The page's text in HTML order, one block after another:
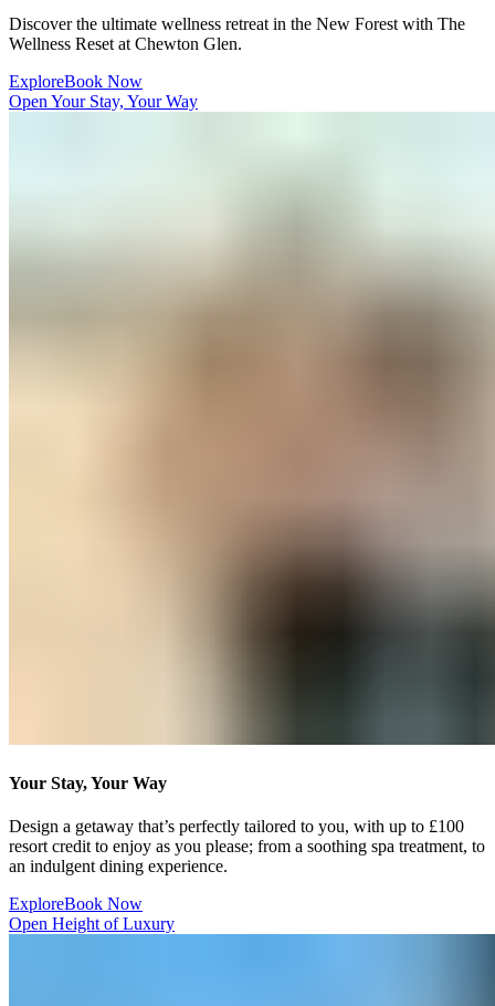
Discover the ultimate wellness retreat in the New Forest with The
Wellness Reset at Chewton Glen.​​​​‌ ‍ ​‍​‍‌‍ ‌ ​‍‌‍‍‌‌‍‌ ‌‍‍‌‌‍ ‍​‍​‍​ ‍‍​‍​‍‌ ​ ‌‍​‌‌‍ ‍‌‍‍‌‌ ‌​‌ ‍‌​‍ ‍‌‍‍‌‌‍ ​‍​‍​‍ ​​‍​‍‌‍‍​‌ ​‍‌‍‌‌‌‍‌‍​‍​‍​ ‍‍​‍​‍‌‍‍​‌ ‌​‌ ‌​‌ ​​‌ ​ ​ ‍‍​‍ ​‍ ‌‍ ​​‍ ‌‌‍​‌‌‍ ‍‌‍‌​​‍ ‌‌ ​‍​‍ ‌‌‍‍​‌‍ ‌ ‌​‌‍‌‌‌‍ ​‌ ​ ​‍ ‌‌ ​ ‌ ‌​‌ ‌‌‌‍‌​‌‍‍‌‌‍ ​‍ ‍‌ ‌‍‌‍‌‌‌ ​‍‌‍​ ‌‍‌‌‌‍ ​​‍ ‍‌‍​‌‌ ​​‌ ​​​‍ ‌‍‍‌‌‍ ‍‌ ‌​‌‍‌‌‌‍ ‍‌ ‌​​‍ ‌‍‌‌‌‍‌​‌‍‍‌‌ ‌​​‍ ‌‍ ‌‌‍ ‌‍‌​‌‍‌‌​ ‌‌ ​​‌ ​‍‌‍‌‌‌ ​ ‌‍‌‌‌‍ ‍‌ ‌​‌‍​‌‌ ‌​‌‍‍‌‌‍ ‌‍ ‍​ ‍ ‌‍‍‌‌‍‌​​ ‌​ ‍‌​ ​‌​ ‌‍​ ‌‍​ ‍‌‌‍‌​‌‍​‌​ ​​​‍ ‌​ ‌‍‌‍​ ‌‍​ ‌‍​ ​‍ ‌​ ‌​​ ‍‌​ ‌​​ ‌‍​‍ ‌‌‍​‌​ ​‍​ ‌ ​ ‌​​‍ ‌‌‍​‌‌‍​ ‌‍​‍​ ‍‌‌‍​‍​ ​ ‌‍‌‌‌‍​ ​ ​ ‌‍‌​​ ‌ ‌‍​ ​ ‍ ‌ ‌​‌ ‍‌‌ ​​‌‍‌‌​ ‌‌‍‍​‌‍ ‌ ‌​‌‍‌‌‌‍ ​‌‌​ ‌‍‍‌‌ ‌​‌‍‌‌‌‌​​‌‍​‌‌‍‌ ‌‍‌‌​ ‍ ‌ ​​‌‍​‌‌ ‌​‌‍‍​​ ‌‌ ​​‌‍​‌‌‍‌ ‌‍‌‌‌​​‍‌ ‌‌‌‍‍‌‌‍ ​‌‍‌​‌‍‌‌‌ ​‍​‍‌‌​ ‌‌‌​​‍‌‌ ‌‍‍ ‌‍‌‌‌ ‍‌​‍‌‌​ ​ ‌​‌​​‍‌‌​ ​ ‌​‌​​‍‌‌​ ​‍​ ​‍​ ‍​​ ​ ​ ‍​​ ‌ ​ ‍​​ ​‌​ ‌‍‌‍​ ‌‍‌‌​ ‌​​ ​‍‌‍​‌​‍‌‌​ ​‍​ ​‍​‍‌‌​ ‌‌‌​‌​​‍ ‍‌‍​ ‌‍ ‌‍ ‍‌ ‌​‌‍‌‌‌‍ ‍‌ ‌​​‍‌‌​ ‌‌‌​​‍‌‌ ‌‍‍ ‌‍‌‌‌ ‍‌​‍‌‌​ ​ ‌​‌​​‍‌‌​ ​ ‌​‌​​‍‌‌​ ​‍​ ​‍​ ‌ ‌‍‌‍​ ‌ ​ ​ ​ ‌​​ ‌​​ ‌‍​ ‍​​ ‍​​ ‍​​ ​‌​ ‌‌​‍‌‌​ ​‍​ ​‍​‍‌‌​ ‌‌‌​‌​​‍ ‍‌‍‌‌‌ ‍​‌‍​ ‌‍‌‌‌ ​‍‌ ​​‌ ‌​​ ‌‍​‍‌‍​‌‌ ​ ‌‍‌‌‌‌‌‌‌ ​‍‌‍ ​​ ‌‌‍‍​‌ ‌​‌ ‌​‌ ​​‌ ​ ​‍‌‌​ ​ ‌​​‌​‍‌‌​ ​‍‌​‌‍​‍‌‌​ ​‍‌​‌‍‌‍ ​​‍ ‌‌‍​‌‌‍ ‍‌‍‌​​‍ ‌‌ ​‍​‍ ‌‌‍‍​‌‍ ‌ ‌​‌‍‌‌‌‍ ​‌ ​ ​‍ ‌‌ ​ ‌ ‌​‌ ‌‌‌‍‌​‌‍‍‌‌‍ ​‍ ‍‌ ‌‍‌‍‌‌‌ ​‍‌‍​ ‌‍‌‌‌‍ ​​‍ ‍‌‍​‌‌ ​​‌ ​​​‍‌‍‌‍‍‌‌‍‌​​ ‌​ ‍‌​ ​‌​ ‌‍​ ‌‍​ ‍‌‌‍‌​‌‍​‌​ ​​​‍ ‌​ ‌‍‌‍​ ‌‍​ ‌‍​ ​‍ ‌​ ‌​​ ‍‌​ ‌​​ ‌‍​‍ ‌‌‍​‌​ ​‍​ ‌ ​ ‌​​‍ ‌‌‍​‌‌‍​ ‌‍​‍​ ‍‌‌‍​‍​ ​ ‌‍‌‌‌‍​ ​ ​ ‌‍‌​​ ‌ ‌‍​ ​‍‌‍‌ ‌​‌ ‍‌‌ ​​‌‍‌‌​ ‌‌‍‍​‌‍ ‌ ‌​‌‍‌‌‌‍ ​‌‌​ ‌‍‍‌‌ ‌​‌‍‌‌‌‌​​‌‍​‌‌‍‌ ‌‍‌‌​‍‌‍‌ ​​‌‍​‌‌ ‌​‌‍‍​​ ‌‌ ​​‌‍​‌‌‍‌ ‌‍‌‌‌​​‍‌ ‌‌‌‍‍‌‌‍ ​‌‍‌​‌‍‌‌‌ ​‍​‍‌‌​ ‌‌‌​​‍‌‌ ‌‍‍ ‌‍‌‌‌ ‍‌​‍‌‌​ ​ ‌​‌​​‍‌‌​ ​ ‌​‌​​‍‌‌​ ​‍​ ​‍​ ‍​​ ​ ​ ‍​​ ‌ ​ ‍​​ ​‌​ ‌‍‌‍​ ‌‍‌‌​ ‌​​ ​‍‌‍​‌​‍‌‌​ ​‍​ ​‍​‍‌‌​ ‌‌‌​‌​​‍ ‍‌‍​ ‌‍ ‌‍ ‍‌ ‌​‌‍‌‌‌‍ ‍‌ ‌​​‍‌‌​ ‌‌‌​​‍‌‌ ‌‍‍ ‌‍‌‌‌ ‍‌​‍‌‌​ ​ ‌​‌​​‍‌‌​ ​ ‌​‌​​‍‌‌​ ​‍​ ​‍​ ‌ ‌‍‌‍​ ‌ ​ ​ ​ ‌​​ ‌​​ ‌‍​ ‍​​ ‍​​ ‍​​ ​‌​ ‌‌​‍‌‌​ ​‍​ ​‍​‍‌‌​ ‌‌‌​‌​​‍ ‍‌‍‌‌‌ ‍​‌‍​ ‌‍‌‌‌ ​‍‌ ​​‌ ‌​​‍‌‍‌ ​​‌‍‌‌‌ ​‍‌ ​ ‌ ​​‌‍‌‌‌‍​ ‌ ‌​‌‍‍‌‌ ‌‍‌‍‌‌​ ‌‌ ​​‌ ‌‌‌‍​‍‌‍ ​‌‍‍‌‌ ​ ‌‍‍​‌‍‌‌‌‍‌​​‍​‍‌ ‌
Explore​​​​‌ ‍ ​‍​‍‌‍ ‌ ​‍‌‍‍‌‌‍‌ ‌‍‍‌‌‍ ‍​‍​‍​ ‍‍​‍​‍‌ ​ ‌‍​‌‌‍ ‍‌‍‍‌‌ ‌​‌ ‍‌​‍ ‍‌‍‍‌‌‍ ​‍​‍​‍ ​​‍​‍‌‍‍​‌ ​‍‌‍‌‌‌‍‌‍​‍​‍​ ‍‍​‍​‍‌‍‍​‌ ‌​‌ ‌​‌ ​​‌ ​ ​ ‍‍​‍ ​‍ ‌‍ ​​‍ ‌‌‍​‌‌‍ ‍‌‍‌​​‍ ‌‌ ​‍​‍ ‌‌‍‍​‌‍ ‌ ‌​‌‍‌‌‌‍ ​‌ ​ ​‍ ‌‌ ​ ‌ ‌​‌ ‌‌‌‍‌​‌‍‍‌‌‍ ​‍ ‍‌ ‌‍‌‍‌‌‌ ​‍‌‍​ ‌‍‌‌‌‍ ​​‍ ‍‌‍​‌‌ ​​‌ ​​​‍ ‌‍‍‌‌‍ ‍‌ ‌​‌‍‌‌‌‍ ‍‌ ‌​​‍ ‌‍‌‌‌‍‌​‌‍‍‌‌ ‌​​‍ ‌‍ ‌‌‍ ‌‍‌​‌‍‌‌​ ‌‌ ​​‌ ​‍‌‍‌‌‌ ​ ‌‍‌‌‌‍ ‍‌ ‌​‌‍​‌‌ ‌​‌‍‍‌‌‍ ‌‍ ‍​ ‍ ‌‍‍‌‌‍‌​​ ‌​ ‍‌​ ​‌​ ‌‍​ ‌‍​ ‍‌‌‍‌​‌‍​‌​ ​​​‍ ‌​ ‌‍‌‍​ ‌‍​ ‌‍​ ​‍ ‌​ ‌​​ ‍‌​ ‌​​ ‌‍​‍ ‌‌‍​‌​ ​‍​ ‌ ​ ‌​​‍ ‌‌‍​‌‌‍​ ‌‍​‍​ ‍‌‌‍​‍​ ​ ‌‍‌‌‌‍​ ​ ​ ‌‍‌​​ ‌ ‌‍​ ​ ‍ ‌ ‌​‌ ‍‌‌ ​​‌‍‌‌​ ‌‌‍‍​‌‍ ‌ ‌​‌‍‌‌‌‍ ​‌‌​ ‌‍‍‌‌ ‌​‌‍‌‌‌‌​​‌‍​‌‌‍‌ ‌‍‌‌​ ‍ ‌ ​​‌‍​‌‌ ‌​‌‍‍​​ ‌‌ ​​‌‍​‌‌‍‌ ‌‍‌‌‌​​‍‌ ‌‌‌‍‍‌‌‍ ​‌‍‌​‌‍‌‌‌ ​‍​‍‌‌​ ‌‌‌​​‍‌‌ ‌‍‍ ‌‍‌‌‌ ‍‌​‍‌‌​ ​ ‌​‌​​‍‌‌​ ​ ‌​‌​​‍‌‌​ ​‍​ ​‍​ ‍​​ ​ ​ ‍​​ ‌ ​ ‍​​ ​‌​ ‌‍‌‍​ ‌‍‌‌​ ‌​​ ​‍‌‍​‌​‍‌‌​ ​‍​ ​‍​‍‌‌​ ‌‌‌​‌​​‍ ‍‌‍​ ‌‍ ‌‍ ‍‌ ‌​‌‍‌‌‌‍ ‍‌ ‌​​‍‌‌​ ‌‌‌​​‍‌‌ ‌‍‍ ‌‍‌‌‌ ‍‌​‍‌‌​ ​ ‌​‌​​‍‌‌​ ​ ‌​‌​​‍‌‌​ ​‍​ ​‍​ ‌ ‌‍‌‍​ ‌ ​ ​ ​ ‌​​ ‌​​ ‌‍​ ‍​​ ‍​​ ‍​​ ​‌​ ‌‌​‍‌‌​ ​‍​ ​‍​‍‌‌​ ‌‌‌​‌​​‍ ‍‌ ​​‌ ​‍‌‍‍‌‌‍ ‌‌‍​‌‌ ​‍‌ ‍‌‌​​ ‌ ‌​‌‍​‌​‍ ‍‌‍ ​‌‍​‌‌‍​‍‌‍‌‌‌‍ ​​ ‌‍​‍‌‍​‌‌ ​ ‌‍‌‌‌‌‌‌‌ ​‍‌‍ ​​ ‌‌‍‍​‌ ‌​‌ ‌​‌ ​​‌ ​ ​‍‌‌​ ​ ‌​​‌​‍‌‌​ ​‍‌​‌‍​‍‌‌​ ​‍‌​‌‍‌‍ ​​‍ ‌‌‍​‌‌‍ ‍‌‍‌​​‍ ‌‌ ​‍​‍ ‌‌‍‍​‌‍ ‌ ‌​‌‍‌‌‌‍ ​‌ ​ ​‍ ‌‌ ​ ‌ ‌​‌ ‌‌‌‍‌​‌‍‍‌‌‍ ​‍ ‍‌ ‌‍‌‍‌‌‌ ​‍‌‍​ ‌‍‌‌‌‍ ​​‍ ‍‌‍​‌‌ ​​‌ ​​​‍‌‍‌‍‍‌‌‍‌​​ ‌​ ‍‌​ ​‌​ ‌‍​ ‌‍​ ‍‌‌‍‌​‌‍​‌​ ​​​‍ ‌​ ‌‍‌‍​ ‌‍​ ‌‍​ ​‍ ‌​ ‌​​ ‍‌​ ‌​​ ‌‍​‍ ‌‌‍​‌​ ​‍​ ‌ ​ ‌​​‍ ‌‌‍​‌‌‍​ ‌‍​‍​ ‍‌‌‍​‍​ ​ ‌‍‌‌‌‍​ ​ ​ ‌‍‌​​ ‌ ‌‍​ ​‍‌‍‌ ‌​‌ ‍‌‌ ​​‌‍‌‌​ ‌‌‍‍​‌‍ ‌ ‌​‌‍‌‌‌‍ ​‌‌​ ‌‍‍‌‌ ‌​‌‍‌‌‌‌​​‌‍​‌‌‍‌ ‌‍‌‌​‍‌‍‌ ​​‌‍​‌‌ ‌​‌‍‍​​ ‌‌ ​​‌‍​‌‌‍‌ ‌‍‌‌‌​​‍‌ ‌‌‌‍‍‌‌‍ ​‌‍‌​‌‍‌‌‌ ​‍​‍‌‌​ ‌‌‌​​‍‌‌ ‌‍‍ ‌‍‌‌‌ ‍‌​‍‌‌​ ​ ‌​‌​​‍‌‌​ ​ ‌​‌​​‍‌‌​ ​‍​ ​‍​ ‍​​ ​ ​ ‍​​ ‌ ​ ‍​​ ​‌​ ‌‍‌‍​ ‌‍‌‌​ ‌​​ ​‍‌‍​‌​‍‌‌​ ​‍​ ​‍​‍‌‌​ ‌‌‌​‌​​‍ ‍‌‍​ ‌‍ ‌‍ ‍‌ ‌​‌‍‌‌‌‍ ‍‌ ‌​​‍‌‌​ ‌‌‌​​‍‌‌ ‌‍‍ ‌‍‌‌‌ ‍‌​‍‌‌​ ​ ‌​‌​​‍‌‌​ ​ ‌​‌​​‍‌‌​ ​‍​ ​‍​ ‌ ‌‍‌‍​ ‌ ​ ​ ​ ‌​​ ‌​​ ‌‍​ ‍​​ ‍​​ ‍​​ ​‌​ ‌‌​‍‌‌​ ​‍​ ​‍​‍‌‌​ ‌‌‌​‌​​‍ ‍‌ ​​‌ ​‍‌‍‍‌‌‍ ‌‌‍​‌‌ ​‍‌ ‍‌‌​​ ‌ ‌​‌‍​‌​‍ ‍‌‍ ​‌‍​‌‌‍​‍‌‍‌‌‌‍ ​​‍‌‍‌ ​​‌‍‌‌‌ ​‍‌ ​ ‌ ​​‌‍‌‌‌‍​ ‌ ‌​‌‍‍‌‌ ‌‍‌‍‌‌​ ‌‌ ​​‌ ‌‌‌‍​‍‌‍ ​‌‍‍‌‌ ​ ‌‍‍​‌‍‌‌‌‍‌​​‍​‍‌ ‌Book Now​​​​‌ ‍ ​‍​‍‌‍ ‌ ​‍‌‍‍‌‌‍‌ ‌‍‍‌‌‍ ‍​‍​‍​ ‍‍​‍​‍‌ ​ ‌‍​‌‌‍ ‍‌‍‍‌‌ ‌​‌ ‍‌​‍ ‍‌‍‍‌‌‍ ​‍​‍​‍ ​​‍​‍‌‍‍​‌ ​‍‌‍‌‌‌‍‌‍​‍​‍​ ‍‍​‍​‍‌‍‍​‌ ‌​‌ ‌​‌ ​​‌ ​ ​ ‍‍​‍ ​‍ ‌‍ ​​‍ ‌‌‍​‌‌‍ ‍‌‍‌​​‍ ‌‌ ​‍​‍ ‌‌‍‍​‌‍ ‌ ‌​‌‍‌‌‌‍ ​‌ ​ ​‍ ‌‌ ​ ‌ ‌​‌ ‌‌‌‍‌​‌‍‍‌‌‍ ​‍ ‍‌ ‌‍‌‍‌‌‌ ​‍‌‍​ ‌‍‌‌‌‍ ​​‍ ‍‌‍​‌‌ ​​‌ ​​​‍ ‌‍‍‌‌‍ ‍‌ ‌​‌‍‌‌‌‍ ‍‌ ‌​​‍ ‌‍‌‌‌‍‌​‌‍‍‌‌ ‌​​‍ ‌‍ ‌‌‍ ‌‍‌​‌‍‌‌​ ‌‌ ​​‌ ​‍‌‍‌‌‌ ​ ‌‍‌‌‌‍ ‍‌ ‌​‌‍​‌‌ ‌​‌‍‍‌‌‍ ‌‍ ‍​ ‍ ‌‍‍‌‌‍‌​​ ‌​ ‍‌​ ​‌​ ‌‍​ ‌‍​ ‍‌‌‍‌​‌‍​‌​ ​​​‍ ‌​ ‌‍‌‍​ ‌‍​ ‌‍​ ​‍ ‌​ ‌​​ ‍‌​ ‌​​ ‌‍​‍ ‌‌‍​‌​ ​‍​ ‌ ​ ‌​​‍ ‌‌‍​‌‌‍​ ‌‍​‍​ ‍‌‌‍​‍​ ​ ‌‍‌‌‌‍​ ​ ​ ‌‍‌​​ ‌ ‌‍​ ​ ‍ ‌ ‌​‌ ‍‌‌ ​​‌‍‌‌​ ‌‌‍‍​‌‍ ‌ ‌​‌‍‌‌‌‍ ​‌‌​ ‌‍‍‌‌ ‌​‌‍‌‌‌‌​​‌‍​‌‌‍‌ ‌‍‌‌​ ‍ ‌ ​​‌‍​‌‌ ‌​‌‍‍​​ ‌‌ ​​‌‍​‌‌‍‌ ‌‍‌‌‌​​‍‌ ‌‌‌‍‍‌‌‍ ​‌‍‌​‌‍‌‌‌ ​‍​‍‌‌​ ‌‌‌​​‍‌‌ ‌‍‍ ‌‍‌‌‌ ‍‌​‍‌‌​ ​ ‌​‌​​‍‌‌​ ​ ‌​‌​​‍‌‌​ ​‍​ ​‍​ ‍​​ ​ ​ ‍​​ ‌ ​ ‍​​ ​‌​ ‌‍‌‍​ ‌‍‌‌​ ‌​​ ​‍‌‍​‌​‍‌‌​ ​‍​ ​‍​‍‌‌​ ‌‌‌​‌​​‍ ‍‌‍​ ‌‍ ‌‍ ‍‌ ‌​‌‍‌‌‌‍ ‍‌ ‌​​‍‌‌​ ‌‌‌​​‍‌‌ ‌‍‍ ‌‍‌‌‌ ‍‌​‍‌‌​ ​ ‌​‌​​‍‌‌​ ​ ‌​‌​​‍‌‌​ ​‍​ ​‍​ ‌ ‌‍‌‍​ ‌ ​ ​ ​ ‌​​ ‌​​ ‌‍​ ‍​​ ‍​​ ‍​​ ​‌​ ‌‌​‍‌‌​ ​‍​ ​‍​‍‌‌​ ‌‌‌​‌​​‍ ‍‌ ​ ‌‍‌‌‌‍​ ‌‍ ‌‍ ‍‌‍‌​‌‍​‌‌ ​‍‌ ‍‌‌​​ ‌ ‌​‌‍​‌​‍ ‍‌‍ ​‌‍​‌‌‍​‍‌‍‌‌‌‍ ​​ ‌‍​‍‌‍​‌‌ ​ ‌‍‌‌‌‌‌‌‌ ​‍‌‍ ​​ ‌‌‍‍​‌ ‌​‌ ‌​‌ ​​‌ ​ ​‍‌‌​ ​ ‌​​‌​‍‌‌​ ​‍‌​‌‍​‍‌‌​ ​‍‌​‌‍‌‍ ​​‍ ‌‌‍​‌‌‍ ‍‌‍‌​​‍ ‌‌ ​‍​‍ ‌‌‍‍​‌‍ ‌ ‌​‌‍‌‌‌‍ ​‌ ​ ​‍ ‌‌ ​ ‌ ‌​‌ ‌‌‌‍‌​‌‍‍‌‌‍ ​‍ ‍‌ ‌‍‌‍‌‌‌ ​‍‌‍​ ‌‍‌‌‌‍ ​​‍ ‍‌‍​‌‌ ​​‌ ​​​‍‌‍‌‍‍‌‌‍‌​​ ‌​ ‍‌​ ​‌​ ‌‍​ ‌‍​ ‍‌‌‍‌​‌‍​‌​ ​​​‍ ‌​ ‌‍‌‍​ ‌‍​ ‌‍​ ​‍ ‌​ ‌​​ ‍‌​ ‌​​ ‌‍​‍ ‌‌‍​‌​ ​‍​ ‌ ​ ‌​​‍ ‌‌‍​‌‌‍​ ‌‍​‍​ ‍‌‌‍​‍​ ​ ‌‍‌‌‌‍​ ​ ​ ‌‍‌​​ ‌ ‌‍​ ​‍‌‍‌ ‌​‌ ‍‌‌ ​​‌‍‌‌​ ‌‌‍‍​‌‍ ‌ ‌​‌‍‌‌‌‍ ​‌‌​ ‌‍‍‌‌ ‌​‌‍‌‌‌‌​​‌‍​‌‌‍‌ ‌‍‌‌​‍‌‍‌ ​​‌‍​‌‌ ‌​‌‍‍​​ ‌‌ ​​‌‍​‌‌‍‌ ‌‍‌‌‌​​‍‌ ‌‌‌‍‍‌‌‍ ​‌‍‌​‌‍‌‌‌ ​‍​‍‌‌​ ‌‌‌​​‍‌‌ ‌‍‍ ‌‍‌‌‌ ‍‌​‍‌‌​ ​ ‌​‌​​‍‌‌​ ​ ‌​‌​​‍‌‌​ ​‍​ ​‍​ ‍​​ ​ ​ ‍​​ ‌ ​ ‍​​ ​‌​ ‌‍‌‍​ ‌‍‌‌​ ‌​​ ​‍‌‍​‌​‍‌‌​ ​‍​ ​‍​‍‌‌​ ‌‌‌​‌​​‍ ‍‌‍​ ‌‍ ‌‍ ‍‌ ‌​‌‍‌‌‌‍ ‍‌ ‌​​‍‌‌​ ‌‌‌​​‍‌‌ ‌‍‍ ‌‍‌‌‌ ‍‌​‍‌‌​ ​ ‌​‌​​‍‌‌​ ​ ‌​‌​​‍‌‌​ ​‍​ ​‍​ ‌ ‌‍‌‍​ ‌ ​ ​ ​ ‌​​ ‌​​ ‌‍​ ‍​​ ‍​​ ‍​​ ​‌​ ‌‌​‍‌‌​ ​‍​ ​‍​‍‌‌​ ‌‌‌​‌​​‍ ‍‌ ​ ‌‍‌‌‌‍​ ‌‍ ‌‍ ‍‌‍‌​‌‍​‌‌ ​‍‌ ‍‌‌​​ ‌ ‌​‌‍​‌​‍ ‍‌‍ ​‌‍​‌‌‍​‍‌‍‌‌‌‍ ​​‍‌‍‌ ​​‌‍‌‌‌ ​‍‌ ​ ‌ ​​‌‍‌‌‌‍​ ‌ ‌​‌‍‍‌‌ ‌‍‌‍‌‌​ ‌‌ ​​‌ ‌‌‌‍​‍‌‍ ​‌‍‍‌‌ ​ ‌‍‍​‌‍‌‌‌‍‌​​‍​‍‌ ‌
Open Your Stay, Your Way​​​​‌ ‍ ​‍​‍‌‍ ‌ ​‍‌‍‍‌‌‍‌ ‌‍‍‌‌‍ ‍​‍​‍​ ‍‍​‍​‍‌ ​ ‌‍​‌‌‍ ‍‌‍‍‌‌ ‌​‌ ‍‌​‍ ‍‌‍‍‌‌‍ ​‍​‍​‍ ​​‍​‍‌‍‍​‌ ​‍‌‍‌‌‌‍‌‍​‍​‍​ ‍‍​‍​‍‌‍‍​‌ ‌​‌ ‌​‌ ​​‌ ​ ​ ‍‍​‍ ​‍ ‌‍ ​​‍ ‌‌‍​‌‌‍ ‍‌‍‌​​‍ ‌‌ ​‍​‍ ‌‌‍‍​‌‍ ‌ ‌​‌‍‌‌‌‍ ​‌ ​ ​‍ ‌‌ ​ ‌ ‌​‌ ‌‌‌‍‌​‌‍‍‌‌‍ ​‍ ‍‌ ‌‍‌‍‌‌‌ ​‍‌‍​ ‌‍‌‌‌‍ ​​‍ ‍‌‍​‌‌ ​​‌ ​​​‍ ‌‍‍‌‌‍ ‍‌ ‌​‌‍‌‌‌‍ ‍‌ ‌​​‍ ‌‍‌‌‌‍‌​‌‍‍‌‌ ‌​​‍ ‌‍ ‌‌‍ ‌‍‌​‌‍‌‌​ ‌‌ ​​‌ ​‍‌‍‌‌‌ ​ ‌‍‌‌‌‍ ‍‌ ‌​‌‍​‌‌ ‌​‌‍‍‌‌‍ ‌‍ ‍​ ‍ ‌‍‍‌‌‍‌​​ ‌​ ‍‌​ ​‌​ ‌‍​ ‌‍​ ‍‌‌‍‌​‌‍​‌​ ​​​‍ ‌​ ‌‍‌‍​ ‌‍​ ‌‍​ ​‍ ‌​ ‌​​ ‍‌​ ‌​​ ‌‍​‍ ‌‌‍​‌​ ​‍​ ‌ ​ ‌​​‍ ‌‌‍​‌‌‍​ ‌‍​‍​ ‍‌‌‍​‍​ ​ ‌‍‌‌‌‍​ ​ ​ ‌‍‌​​ ‌ ‌‍​ ​ ‍ ‌ ‌​‌ ‍‌‌ ​​‌‍‌‌​ ‌‌‍‍​‌‍ ‌ ‌​‌‍‌‌‌‍ ​‌‌​ ‌‍‍‌‌ ‌​‌‍‌‌‌‌​​‌‍​‌‌‍‌ ‌‍‌‌​ ‍ ‌ ​​‌‍​‌‌ ‌​‌‍‍​​ ‌‌ ​​‌‍​‌‌‍‌ ‌‍‌‌‌​​‍‌ ‌‌‌‍‍‌‌‍ ​‌‍‌​‌‍‌‌‌ ​‍​‍‌‌​ ‌‌‌​​‍‌‌ ‌‍‍ ‌‍‌‌‌ ‍‌​‍‌‌​ ​ ‌​‌​​‍‌‌​ ​ ‌​‌​​‍‌‌​ ​‍​ ​‍​ ‍​​ ​ ​ ‍​​ ‌ ​ ‍​​ ​‌​ ‌‍‌‍​ ‌‍‌‌​ ‌​​ ​‍‌‍​‌​‍‌‌​ ​‍​ ​‍​‍‌‌​ ‌‌‌​‌​​‍ ‍‌‍​ ‌‍ ‌‍ ‍‌ ‌​‌‍‌‌‌‍ ‍‌ ‌​​‍‌‌​ ‌‌‌​​‍‌‌ ‌‍‍ ‌‍‌‌‌ ‍‌​‍‌‌​ ​ ‌​‌​​‍‌‌​ ​ ‌​‌​​‍‌‌​ ​‍​ ​‍‌‍​‌​ ‌​​ ‌‍‌‍‌‍​ ​‍‌‍‌​​ ​ ‌‍‌​​ ​‍​ ​‌​ ​​‌‍‌‍​‍‌‌​ ​‍​ ​‍​‍‌‌​ ‌‌‌​‌​​‍ ‍‌ ‌​‌‍‍‌‌ ‌​‌‍ ​‌‍‌‌​ ‌‍​‍‌‍​‌‌ ​ ‌‍‌‌‌‌‌‌‌ ​‍‌‍ ​​ ‌‌‍‍​‌ ‌​‌ ‌​‌ ​​‌ ​ ​‍‌‌​ ​ ‌​​‌​‍‌‌​ ​‍‌​‌‍​‍‌‌​ ​‍‌​‌‍‌‍ ​​‍ ‌‌‍​‌‌‍ ‍‌‍‌​​‍ ‌‌ ​‍​‍ ‌‌‍‍​‌‍ ‌ ‌​‌‍‌‌‌‍ ​‌ ​ ​‍ ‌‌ ​ ‌ ‌​‌ ‌‌‌‍‌​‌‍‍‌‌‍ ​‍ ‍‌ ‌‍‌‍‌‌‌ ​‍‌‍​ ‌‍‌‌‌‍ ​​‍ ‍‌‍​‌‌ ​​‌ ​​​‍‌‍‌‍‍‌‌‍‌​​ ‌​ ‍‌​ ​‌​ ‌‍​ ‌‍​ ‍‌‌‍‌​‌‍​‌​ ​​​‍ ‌​ ‌‍‌‍​ ‌‍​ ‌‍​ ​‍ ‌​ ‌​​ ‍‌​ ‌​​ ‌‍​‍ ‌‌‍​‌​ ​‍​ ‌ ​ ‌​​‍ ‌‌‍​‌‌‍​ ‌‍​‍​ ‍‌‌‍​‍​ ​ ‌‍‌‌‌‍​ ​ ​ ‌‍‌​​ ‌ ‌‍​ ​‍‌‍‌ ‌​‌ ‍‌‌ ​​‌‍‌‌​ ‌‌‍‍​‌‍ ‌ ‌​‌‍‌‌‌‍ ​‌‌​ ‌‍‍‌‌ ‌​‌‍‌‌‌‌​​‌‍​‌‌‍‌ ‌‍‌‌​‍‌‍‌ ​​‌‍​‌‌ ‌​‌‍‍​​ ‌‌ ​​‌‍​‌‌‍‌ ‌‍‌‌‌​​‍‌ ‌‌‌‍‍‌‌‍ ​‌‍‌​‌‍‌‌‌ ​‍​‍‌‌​ ‌‌‌​​‍‌‌ ‌‍‍ ‌‍‌‌‌ ‍‌​‍‌‌​ ​ ‌​‌​​‍‌‌​ ​ ‌​‌​​‍‌‌​ ​‍​ ​‍​ ‍​​ ​ ​ ‍​​ ‌ ​ ‍​​ ​‌​ ‌‍‌‍​ ‌‍‌‌​ ‌​​ ​‍‌‍​‌​‍‌‌​ ​‍​ ​‍​‍‌‌​ ‌‌‌​‌​​‍ ‍‌‍​ ‌‍ ‌‍ ‍‌ ‌​‌‍‌‌‌‍ ‍‌ ‌​​‍‌‌​ ‌‌‌​​‍‌‌ ‌‍‍ ‌‍‌‌‌ ‍‌​‍‌‌​ ​ ‌​‌​​‍‌‌​ ​ ‌​‌​​‍‌‌​ ​‍​ ​‍‌‍​‌​ ‌​​ ‌‍‌‍‌‍​ ​‍‌‍‌​​ ​ ‌‍‌​​ ​‍​ ​‌​ ​​‌‍‌‍​‍‌‌​ ​‍​ ​‍​‍‌‌​ ‌‌‌​‌​​‍ ‍‌ ‌​‌‍‍‌‌ ‌​‌‍ ​‌‍‌‌​‍‌‍‌ ​​‌‍‌‌‌ ​‍‌ ​ ‌ ​​‌‍‌‌‌‍​ ‌ ‌​‌‍‍‌‌ ‌‍‌‍‌‌​ ‌‌ ​​‌ ‌‌‌‍​‍‌‍ ​‌‍‍‌‌ ​ ‌‍‍​‌‍‌‌‌‍‌​​‍​‍‌ ‌
Your Stay, Your Way​​​​‌ ‍ ​‍​‍‌‍ ‌ ​‍‌‍‍‌‌‍‌ ‌‍‍‌‌‍ ‍​‍​‍​ ‍‍​‍​‍‌ ​ ‌‍​‌‌‍ ‍‌‍‍‌‌ ‌​‌ ‍‌​‍ ‍‌‍‍‌‌‍ ​‍​‍​‍ ​​‍​‍‌‍‍​‌ ​‍‌‍‌‌‌‍‌‍​‍​‍​ ‍‍​‍​‍‌‍‍​‌ ‌​‌ ‌​‌ ​​‌ ​ ​ ‍‍​‍ ​‍ ‌‍ ​​‍ ‌‌‍​‌‌‍ ‍‌‍‌​​‍ ‌‌ ​‍​‍ ‌‌‍‍​‌‍ ‌ ‌​‌‍‌‌‌‍ ​‌ ​ ​‍ ‌‌ ​ ‌ ‌​‌ ‌‌‌‍‌​‌‍‍‌‌‍ ​‍ ‍‌ ‌‍‌‍‌‌‌ ​‍‌‍​ ‌‍‌‌‌‍ ​​‍ ‍‌‍​‌‌ ​​‌ ​​​‍ ‌‍‍‌‌‍ ‍‌ ‌​‌‍‌‌‌‍ ‍‌ ‌​​‍ ‌‍‌‌‌‍‌​‌‍‍‌‌ ‌​​‍ ‌‍ ‌‌‍ ‌‍‌​‌‍‌‌​ ‌‌ ​​‌ ​‍‌‍‌‌‌ ​ ‌‍‌‌‌‍ ‍‌ ‌​‌‍​‌‌ ‌​‌‍‍‌‌‍ ‌‍ ‍​ ‍ ‌‍‍‌‌‍‌​​ ‌​ ‍‌​ ​‌​ ‌‍​ ‌‍​ ‍‌‌‍‌​‌‍​‌​ ​​​‍ ‌​ ‌‍‌‍​ ‌‍​ ‌‍​ ​‍ ‌​ ‌​​ ‍‌​ ‌​​ ‌‍​‍ ‌‌‍​‌​ ​‍​ ‌ ​ ‌​​‍ ‌‌‍​‌‌‍​ ‌‍​‍​ ‍‌‌‍​‍​ ​ ‌‍‌‌‌‍​ ​ ​ ‌‍‌​​ ‌ ‌‍​ ​ ‍ ‌ ‌​‌ ‍‌‌ ​​‌‍‌‌​ ‌‌‍‍​‌‍ ‌ ‌​‌‍‌‌‌‍ ​‌‌​ ‌‍‍‌‌ ‌​‌‍‌‌‌‌​​‌‍​‌‌‍‌ ‌‍‌‌​ ‍ ‌ ​​‌‍​‌‌ ‌​‌‍‍​​ ‌‌ ​​‌‍​‌‌‍‌ ‌‍‌‌‌​​‍‌ ‌‌‌‍‍‌‌‍ ​‌‍‌​‌‍‌‌‌ ​‍​‍‌‌​ ‌‌‌​​‍‌‌ ‌‍‍ ‌‍‌‌‌ ‍‌​‍‌‌​ ​ ‌​‌​​‍‌‌​ ​ ‌​‌​​‍‌‌​ ​‍​ ​‍​ ‍​​ ​ ​ ‍​​ ‌ ​ ‍​​ ​‌​ ‌‍‌‍​ ‌‍‌‌​ ‌​​ ​‍‌‍​‌​‍‌‌​ ​‍​ ​‍​‍‌‌​ ‌‌‌​‌​​‍ ‍‌‍​ ‌‍ ‌‍ ‍‌ ‌​‌‍‌‌‌‍ ‍‌ ‌​​‍‌‌​ ‌‌‌​​‍‌‌ ‌‍‍ ‌‍‌‌‌ ‍‌​‍‌‌​ ​ ‌​‌​​‍‌‌​ ​ ‌​‌​​‍‌‌​ ​‍​ ​‍‌‍​‌​ ‌​​ ‌‍‌‍‌‍​ ​‍‌‍‌​​ ​ ‌‍‌​​ ​‍​ ​‌​ ​​‌‍‌‍​‍‌‌​ ​‍​ ​‍​‍‌‌​ ‌‌‌​‌​​‍ ‍‌ ‌​‌‍‍‌‌ ‌​‌‍ ​‌‍‌‌​ ‌‍​‍‌‍​‌‌ ​ ‌‍‌‌‌‌‌‌‌ ​‍‌‍ ​​ ‌‌‍‍​‌ ‌​‌ ‌​‌ ​​‌ ​ ​‍‌‌​ ​ ‌​​‌​‍‌‌​ ​‍‌​‌‍​‍‌‌​ ​‍‌​‌‍‌‍ ​​‍ ‌‌‍​‌‌‍ ‍‌‍‌​​‍ ‌‌ ​‍​‍ ‌‌‍‍​‌‍ ‌ ‌​‌‍‌‌‌‍ ​‌ ​ ​‍ ‌‌ ​ ‌ ‌​‌ ‌‌‌‍‌​‌‍‍‌‌‍ ​‍ ‍‌ ‌‍‌‍‌‌‌ ​‍‌‍​ ‌‍‌‌‌‍ ​​‍ ‍‌‍​‌‌ ​​‌ ​​​‍‌‍‌‍‍‌‌‍‌​​ ‌​ ‍‌​ ​‌​ ‌‍​ ‌‍​ ‍‌‌‍‌​‌‍​‌​ ​​​‍ ‌​ ‌‍‌‍​ ‌‍​ ‌‍​ ​‍ ‌​ ‌​​ ‍‌​ ‌​​ ‌‍​‍ ‌‌‍​‌​ ​‍​ ‌ ​ ‌​​‍ ‌‌‍​‌‌‍​ ‌‍​‍​ ‍‌‌‍​‍​ ​ ‌‍‌‌‌‍​ ​ ​ ‌‍‌​​ ‌ ‌‍​ ​‍‌‍‌ ‌​‌ ‍‌‌ ​​‌‍‌‌​ ‌‌‍‍​‌‍ ‌ ‌​‌‍‌‌‌‍ ​‌‌​ ‌‍‍‌‌ ‌​‌‍‌‌‌‌​​‌‍​‌‌‍‌ ‌‍‌‌​‍‌‍‌ ​​‌‍​‌‌ ‌​‌‍‍​​ ‌‌ ​​‌‍​‌‌‍‌ ‌‍‌‌‌​​‍‌ ‌‌‌‍‍‌‌‍ ​‌‍‌​‌‍‌‌‌ ​‍​‍‌‌​ ‌‌‌​​‍‌‌ ‌‍‍ ‌‍‌‌‌ ‍‌​‍‌‌​ ​ ‌​‌​​‍‌‌​ ​ ‌​‌​​‍‌‌​ ​‍​ ​‍​ ‍​​ ​ ​ ‍​​ ‌ ​ ‍​​ ​‌​ ‌‍‌‍​ ‌‍‌‌​ ‌​​ ​‍‌‍​‌​‍‌‌​ ​‍​ ​‍​‍‌‌​ ‌‌‌​‌​​‍ ‍‌‍​ ‌‍ ‌‍ ‍‌ ‌​‌‍‌‌‌‍ ‍‌ ‌​​‍‌‌​ ‌‌‌​​‍‌‌ ‌‍‍ ‌‍‌‌‌ ‍‌​‍‌‌​ ​ ‌​‌​​‍‌‌​ ​ ‌​‌​​‍‌‌​ ​‍​ ​‍‌‍​‌​ ‌​​ ‌‍‌‍‌‍​ ​‍‌‍‌​​ ​ ‌‍‌​​ ​‍​ ​‌​ ​​‌‍‌‍​‍‌‌​ ​‍​ ​‍​‍‌‌​ ‌‌‌​‌​​‍ ‍‌ ‌​‌‍‍‌‌ ‌​‌‍ ​‌‍‌‌​‍‌‍‌ ​​‌‍‌‌‌ ​‍‌ ​ ‌ ​​‌‍‌‌‌‍​ ‌ ‌​‌‍‍‌‌ ‌‍‌‍‌‌​ ‌‌ ​​‌ ‌‌‌‍​‍‌‍ ​‌‍‍‌‌ ​ ‌‍‍​‌‍‌‌‌‍‌​​‍​‍‌ ‌
Design a getaway that’s perfectly tailored to you, with up to £100
resort credit to enjoy as you please; from a soothing spa treatment, to
an indulgent dining experience.​​​​‌ ‍ ​‍​‍‌‍ ‌ ​‍‌‍‍‌‌‍‌ ‌‍‍‌‌‍ ‍​‍​‍​ ‍‍​‍​‍‌ ​ ‌‍​‌‌‍ ‍‌‍‍‌‌ ‌​‌ ‍‌​‍ ‍‌‍‍‌‌‍ ​‍​‍​‍ ​​‍​‍‌‍‍​‌ ​‍‌‍‌‌‌‍‌‍​‍​‍​ ‍‍​‍​‍‌‍‍​‌ ‌​‌ ‌​‌ ​​‌ ​ ​ ‍‍​‍ ​‍ ‌‍ ​​‍ ‌‌‍​‌‌‍ ‍‌‍‌​​‍ ‌‌ ​‍​‍ ‌‌‍‍​‌‍ ‌ ‌​‌‍‌‌‌‍ ​‌ ​ ​‍ ‌‌ ​ ‌ ‌​‌ ‌‌‌‍‌​‌‍‍‌‌‍ ​‍ ‍‌ ‌‍‌‍‌‌‌ ​‍‌‍​ ‌‍‌‌‌‍ ​​‍ ‍‌‍​‌‌ ​​‌ ​​​‍ ‌‍‍‌‌‍ ‍‌ ‌​‌‍‌‌‌‍ ‍‌ ‌​​‍ ‌‍‌‌‌‍‌​‌‍‍‌‌ ‌​​‍ ‌‍ ‌‌‍ ‌‍‌​‌‍‌‌​ ‌‌ ​​‌ ​‍‌‍‌‌‌ ​ ‌‍‌‌‌‍ ‍‌ ‌​‌‍​‌‌ ‌​‌‍‍‌‌‍ ‌‍ ‍​ ‍ ‌‍‍‌‌‍‌​​ ‌​ ‍‌​ ​‌​ ‌‍​ ‌‍​ ‍‌‌‍‌​‌‍​‌​ ​​​‍ ‌​ ‌‍‌‍​ ‌‍​ ‌‍​ ​‍ ‌​ ‌​​ ‍‌​ ‌​​ ‌‍​‍ ‌‌‍​‌​ ​‍​ ‌ ​ ‌​​‍ ‌‌‍​‌‌‍​ ‌‍​‍​ ‍‌‌‍​‍​ ​ ‌‍‌‌‌‍​ ​ ​ ‌‍‌​​ ‌ ‌‍​ ​ ‍ ‌ ‌​‌ ‍‌‌ ​​‌‍‌‌​ ‌‌‍‍​‌‍ ‌ ‌​‌‍‌‌‌‍ ​‌‌​ ‌‍‍‌‌ ‌​‌‍‌‌‌‌​​‌‍​‌‌‍‌ ‌‍‌‌​ ‍ ‌ ​​‌‍​‌‌ ‌​‌‍‍​​ ‌‌ ​​‌‍​‌‌‍‌ ‌‍‌‌‌​​‍‌ ‌‌‌‍‍‌‌‍ ​‌‍‌​‌‍‌‌‌ ​‍​‍‌‌​ ‌‌‌​​‍‌‌ ‌‍‍ ‌‍‌‌‌ ‍‌​‍‌‌​ ​ ‌​‌​​‍‌‌​ ​ ‌​‌​​‍‌‌​ ​‍​ ​‍​ ‍​​ ​ ​ ‍​​ ‌ ​ ‍​​ ​‌​ ‌‍‌‍​ ‌‍‌‌​ ‌​​ ​‍‌‍​‌​‍‌‌​ ​‍​ ​‍​‍‌‌​ ‌‌‌​‌​​‍ ‍‌‍​ ‌‍ ‌‍ ‍‌ ‌​‌‍‌‌‌‍ ‍‌ ‌​​‍‌‌​ ‌‌‌​​‍‌‌ ‌‍‍ ‌‍‌‌‌ ‍‌​‍‌‌​ ​ ‌​‌​​‍‌‌​ ​ ‌​‌​​‍‌‌​ ​‍​ ​‍‌‍​‌​ ‌​​ ‌‍‌‍‌‍​ ​‍‌‍‌​​ ​ ‌‍‌​​ ​‍​ ​‌​ ​​‌‍‌‍​‍‌‌​ ​‍​ ​‍​‍‌‌​ ‌‌‌​‌​​‍ ‍‌‍‌‌‌ ‍​‌‍​ ‌‍‌‌‌ ​‍‌ ​​‌ ‌​​ ‌‍​‍‌‍​‌‌ ​ ‌‍‌‌‌‌‌‌‌ ​‍‌‍ ​​ ‌‌‍‍​‌ ‌​‌ ‌​‌ ​​‌ ​ ​‍‌‌​ ​ ‌​​‌​‍‌‌​ ​‍‌​‌‍​‍‌‌​ ​‍‌​‌‍‌‍ ​​‍ ‌‌‍​‌‌‍ ‍‌‍‌​​‍ ‌‌ ​‍​‍ ‌‌‍‍​‌‍ ‌ ‌​‌‍‌‌‌‍ ​‌ ​ ​‍ ‌‌ ​ ‌ ‌​‌ ‌‌‌‍‌​‌‍‍‌‌‍ ​‍ ‍‌ ‌‍‌‍‌‌‌ ​‍‌‍​ ‌‍‌‌‌‍ ​​‍ ‍‌‍​‌‌ ​​‌ ​​​‍‌‍‌‍‍‌‌‍‌​​ ‌​ ‍‌​ ​‌​ ‌‍​ ‌‍​ ‍‌‌‍‌​‌‍​‌​ ​​​‍ ‌​ ‌‍‌‍​ ‌‍​ ‌‍​ ​‍ ‌​ ‌​​ ‍‌​ ‌​​ ‌‍​‍ ‌‌‍​‌​ ​‍​ ‌ ​ ‌​​‍ ‌‌‍​‌‌‍​ ‌‍​‍​ ‍‌‌‍​‍​ ​ ‌‍‌‌‌‍​ ​ ​ ‌‍‌​​ ‌ ‌‍​ ​‍‌‍‌ ‌​‌ ‍‌‌ ​​‌‍‌‌​ ‌‌‍‍​‌‍ ‌ ‌​‌‍‌‌‌‍ ​‌‌​ ‌‍‍‌‌ ‌​‌‍‌‌‌‌​​‌‍​‌‌‍‌ ‌‍‌‌​‍‌‍‌ ​​‌‍​‌‌ ‌​‌‍‍​​ ‌‌ ​​‌‍​‌‌‍‌ ‌‍‌‌‌​​‍‌ ‌‌‌‍‍‌‌‍ ​‌‍‌​‌‍‌‌‌ ​‍​‍‌‌​ ‌‌‌​​‍‌‌ ‌‍‍ ‌‍‌‌‌ ‍‌​‍‌‌​ ​ ‌​‌​​‍‌‌​ ​ ‌​‌​​‍‌‌​ ​‍​ ​‍​ ‍​​ ​ ​ ‍​​ ‌ ​ ‍​​ ​‌​ ‌‍‌‍​ ‌‍‌‌​ ‌​​ ​‍‌‍​‌​‍‌‌​ ​‍​ ​‍​‍‌‌​ ‌‌‌​‌​​‍ ‍‌‍​ ‌‍ ‌‍ ‍‌ ‌​‌‍‌‌‌‍ ‍‌ ‌​​‍‌‌​ ‌‌‌​​‍‌‌ ‌‍‍ ‌‍‌‌‌ ‍‌​‍‌‌​ ​ ‌​‌​​‍‌‌​ ​ ‌​‌​​‍‌‌​ ​‍​ ​‍‌‍​‌​ ‌​​ ‌‍‌‍‌‍​ ​‍‌‍‌​​ ​ ‌‍‌​​ ​‍​ ​‌​ ​​‌‍‌‍​‍‌‌​ ​‍​ ​‍​‍‌‌​ ‌‌‌​‌​​‍ ‍‌‍‌‌‌ ‍​‌‍​ ‌‍‌‌‌ ​‍‌ ​​‌ ‌​​‍‌‍‌ ​​‌‍‌‌‌ ​‍‌ ​ ‌ ​​‌‍‌‌‌‍​ ‌ ‌​‌‍‍‌‌ ‌‍‌‍‌‌​ ‌‌ ​​‌ ‌‌‌‍​‍‌‍ ​‌‍‍‌‌ ​ ‌‍‍​‌‍‌‌‌‍‌​​‍​‍‌ ‌
Explore​​​​‌ ‍ ​‍​‍‌‍ ‌ ​‍‌‍‍‌‌‍‌ ‌‍‍‌‌‍ ‍​‍​‍​ ‍‍​‍​‍‌ ​ ‌‍​‌‌‍ ‍‌‍‍‌‌ ‌​‌ ‍‌​‍ ‍‌‍‍‌‌‍ ​‍​‍​‍ ​​‍​‍‌‍‍​‌ ​‍‌‍‌‌‌‍‌‍​‍​‍​ ‍‍​‍​‍‌‍‍​‌ ‌​‌ ‌​‌ ​​‌ ​ ​ ‍‍​‍ ​‍ ‌‍ ​​‍ ‌‌‍​‌‌‍ ‍‌‍‌​​‍ ‌‌ ​‍​‍ ‌‌‍‍​‌‍ ‌ ‌​‌‍‌‌‌‍ ​‌ ​ ​‍ ‌‌ ​ ‌ ‌​‌ ‌‌‌‍‌​‌‍‍‌‌‍ ​‍ ‍‌ ‌‍‌‍‌‌‌ ​‍‌‍​ ‌‍‌‌‌‍ ​​‍ ‍‌‍​‌‌ ​​‌ ​​​‍ ‌‍‍‌‌‍ ‍‌ ‌​‌‍‌‌‌‍ ‍‌ ‌​​‍ ‌‍‌‌‌‍‌​‌‍‍‌‌ ‌​​‍ ‌‍ ‌‌‍ ‌‍‌​‌‍‌‌​ ‌‌ ​​‌ ​‍‌‍‌‌‌ ​ ‌‍‌‌‌‍ ‍‌ ‌​‌‍​‌‌ ‌​‌‍‍‌‌‍ ‌‍ ‍​ ‍ ‌‍‍‌‌‍‌​​ ‌​ ‍‌​ ​‌​ ‌‍​ ‌‍​ ‍‌‌‍‌​‌‍​‌​ ​​​‍ ‌​ ‌‍‌‍​ ‌‍​ ‌‍​ ​‍ ‌​ ‌​​ ‍‌​ ‌​​ ‌‍​‍ ‌‌‍​‌​ ​‍​ ‌ ​ ‌​​‍ ‌‌‍​‌‌‍​ ‌‍​‍​ ‍‌‌‍​‍​ ​ ‌‍‌‌‌‍​ ​ ​ ‌‍‌​​ ‌ ‌‍​ ​ ‍ ‌ ‌​‌ ‍‌‌ ​​‌‍‌‌​ ‌‌‍‍​‌‍ ‌ ‌​‌‍‌‌‌‍ ​‌‌​ ‌‍‍‌‌ ‌​‌‍‌‌‌‌​​‌‍​‌‌‍‌ ‌‍‌‌​ ‍ ‌ ​​‌‍​‌‌ ‌​‌‍‍​​ ‌‌ ​​‌‍​‌‌‍‌ ‌‍‌‌‌​​‍‌ ‌‌‌‍‍‌‌‍ ​‌‍‌​‌‍‌‌‌ ​‍​‍‌‌​ ‌‌‌​​‍‌‌ ‌‍‍ ‌‍‌‌‌ ‍‌​‍‌‌​ ​ ‌​‌​​‍‌‌​ ​ ‌​‌​​‍‌‌​ ​‍​ ​‍​ ‍​​ ​ ​ ‍​​ ‌ ​ ‍​​ ​‌​ ‌‍‌‍​ ‌‍‌‌​ ‌​​ ​‍‌‍​‌​‍‌‌​ ​‍​ ​‍​‍‌‌​ ‌‌‌​‌​​‍ ‍‌‍​ ‌‍ ‌‍ ‍‌ ‌​‌‍‌‌‌‍ ‍‌ ‌​​‍‌‌​ ‌‌‌​​‍‌‌ ‌‍‍ ‌‍‌‌‌ ‍‌​‍‌‌​ ​ ‌​‌​​‍‌‌​ ​ ‌​‌​​‍‌‌​ ​‍​ ​‍‌‍​‌​ ‌​​ ‌‍‌‍‌‍​ ​‍‌‍‌​​ ​ ‌‍‌​​ ​‍​ ​‌​ ​​‌‍‌‍​‍‌‌​ ​‍​ ​‍​‍‌‌​ ‌‌‌​‌​​‍ ‍‌ ​​‌ ​‍‌‍‍‌‌‍ ‌‌‍​‌‌ ​‍‌ ‍‌‌​​ ‌ ‌​‌‍​‌​‍ ‍‌‍ ​‌‍​‌‌‍​‍‌‍‌‌‌‍ ​​ ‌‍​‍‌‍​‌‌ ​ ‌‍‌‌‌‌‌‌‌ ​‍‌‍ ​​ ‌‌‍‍​‌ ‌​‌ ‌​‌ ​​‌ ​ ​‍‌‌​ ​ ‌​​‌​‍‌‌​ ​‍‌​‌‍​‍‌‌​ ​‍‌​‌‍‌‍ ​​‍ ‌‌‍​‌‌‍ ‍‌‍‌​​‍ ‌‌ ​‍​‍ ‌‌‍‍​‌‍ ‌ ‌​‌‍‌‌‌‍ ​‌ ​ ​‍ ‌‌ ​ ‌ ‌​‌ ‌‌‌‍‌​‌‍‍‌‌‍ ​‍ ‍‌ ‌‍‌‍‌‌‌ ​‍‌‍​ ‌‍‌‌‌‍ ​​‍ ‍‌‍​‌‌ ​​‌ ​​​‍‌‍‌‍‍‌‌‍‌​​ ‌​ ‍‌​ ​‌​ ‌‍​ ‌‍​ ‍‌‌‍‌​‌‍​‌​ ​​​‍ ‌​ ‌‍‌‍​ ‌‍​ ‌‍​ ​‍ ‌​ ‌​​ ‍‌​ ‌​​ ‌‍​‍ ‌‌‍​‌​ ​‍​ ‌ ​ ‌​​‍ ‌‌‍​‌‌‍​ ‌‍​‍​ ‍‌‌‍​‍​ ​ ‌‍‌‌‌‍​ ​ ​ ‌‍‌​​ ‌ ‌‍​ ​‍‌‍‌ ‌​‌ ‍‌‌ ​​‌‍‌‌​ ‌‌‍‍​‌‍ ‌ ‌​‌‍‌‌‌‍ ​‌‌​ ‌‍‍‌‌ ‌​‌‍‌‌‌‌​​‌‍​‌‌‍‌ ‌‍‌‌​‍‌‍‌ ​​‌‍​‌‌ ‌​‌‍‍​​ ‌‌ ​​‌‍​‌‌‍‌ ‌‍‌‌‌​​‍‌ ‌‌‌‍‍‌‌‍ ​‌‍‌​‌‍‌‌‌ ​‍​‍‌‌​ ‌‌‌​​‍‌‌ ‌‍‍ ‌‍‌‌‌ ‍‌​‍‌‌​ ​ ‌​‌​​‍‌‌​ ​ ‌​‌​​‍‌‌​ ​‍​ ​‍​ ‍​​ ​ ​ ‍​​ ‌ ​ ‍​​ ​‌​ ‌‍‌‍​ ‌‍‌‌​ ‌​​ ​‍‌‍​‌​‍‌‌​ ​‍​ ​‍​‍‌‌​ ‌‌‌​‌​​‍ ‍‌‍​ ‌‍ ‌‍ ‍‌ ‌​‌‍‌‌‌‍ ‍‌ ‌​​‍‌‌​ ‌‌‌​​‍‌‌ ‌‍‍ ‌‍‌‌‌ ‍‌​‍‌‌​ ​ ‌​‌​​‍‌‌​ ​ ‌​‌​​‍‌‌​ ​‍​ ​‍‌‍​‌​ ‌​​ ‌‍‌‍‌‍​ ​‍‌‍‌​​ ​ ‌‍‌​​ ​‍​ ​‌​ ​​‌‍‌‍​‍‌‌​ ​‍​ ​‍​‍‌‌​ ‌‌‌​‌​​‍ ‍‌ ​​‌ ​‍‌‍‍‌‌‍ ‌‌‍​‌‌ ​‍‌ ‍‌‌​​ ‌ ‌​‌‍​‌​‍ ‍‌‍ ​‌‍​‌‌‍​‍‌‍‌‌‌‍ ​​‍‌‍‌ ​​‌‍‌‌‌ ​‍‌ ​ ‌ ​​‌‍‌‌‌‍​ ‌ ‌​‌‍‍‌‌ ‌‍‌‍‌‌​ ‌‌ ​​‌ ‌‌‌‍​‍‌‍ ​‌‍‍‌‌ ​ ‌‍‍​‌‍‌‌‌‍‌​​‍​‍‌ ‌Book Now​​​​‌ ‍ ​‍​‍‌‍ ‌ ​‍‌‍‍‌‌‍‌ ‌‍‍‌‌‍ ‍​‍​‍​ ‍‍​‍​‍‌ ​ ‌‍​‌‌‍ ‍‌‍‍‌‌ ‌​‌ ‍‌​‍ ‍‌‍‍‌‌‍ ​‍​‍​‍ ​​‍​‍‌‍‍​‌ ​‍‌‍‌‌‌‍‌‍​‍​‍​ ‍‍​‍​‍‌‍‍​‌ ‌​‌ ‌​‌ ​​‌ ​ ​ ‍‍​‍ ​‍ ‌‍ ​​‍ ‌‌‍​‌‌‍ ‍‌‍‌​​‍ ‌‌ ​‍​‍ ‌‌‍‍​‌‍ ‌ ‌​‌‍‌‌‌‍ ​‌ ​ ​‍ ‌‌ ​ ‌ ‌​‌ ‌‌‌‍‌​‌‍‍‌‌‍ ​‍ ‍‌ ‌‍‌‍‌‌‌ ​‍‌‍​ ‌‍‌‌‌‍ ​​‍ ‍‌‍​‌‌ ​​‌ ​​​‍ ‌‍‍‌‌‍ ‍‌ ‌​‌‍‌‌‌‍ ‍‌ ‌​​‍ ‌‍‌‌‌‍‌​‌‍‍‌‌ ‌​​‍ ‌‍ ‌‌‍ ‌‍‌​‌‍‌‌​ ‌‌ ​​‌ ​‍‌‍‌‌‌ ​ ‌‍‌‌‌‍ ‍‌ ‌​‌‍​‌‌ ‌​‌‍‍‌‌‍ ‌‍ ‍​ ‍ ‌‍‍‌‌‍‌​​ ‌​ ‍‌​ ​‌​ ‌‍​ ‌‍​ ‍‌‌‍‌​‌‍​‌​ ​​​‍ ‌​ ‌‍‌‍​ ‌‍​ ‌‍​ ​‍ ‌​ ‌​​ ‍‌​ ‌​​ ‌‍​‍ ‌‌‍​‌​ ​‍​ ‌ ​ ‌​​‍ ‌‌‍​‌‌‍​ ‌‍​‍​ ‍‌‌‍​‍​ ​ ‌‍‌‌‌‍​ ​ ​ ‌‍‌​​ ‌ ‌‍​ ​ ‍ ‌ ‌​‌ ‍‌‌ ​​‌‍‌‌​ ‌‌‍‍​‌‍ ‌ ‌​‌‍‌‌‌‍ ​‌‌​ ‌‍‍‌‌ ‌​‌‍‌‌‌‌​​‌‍​‌‌‍‌ ‌‍‌‌​ ‍ ‌ ​​‌‍​‌‌ ‌​‌‍‍​​ ‌‌ ​​‌‍​‌‌‍‌ ‌‍‌‌‌​​‍‌ ‌‌‌‍‍‌‌‍ ​‌‍‌​‌‍‌‌‌ ​‍​‍‌‌​ ‌‌‌​​‍‌‌ ‌‍‍ ‌‍‌‌‌ ‍‌​‍‌‌​ ​ ‌​‌​​‍‌‌​ ​ ‌​‌​​‍‌‌​ ​‍​ ​‍​ ‍​​ ​ ​ ‍​​ ‌ ​ ‍​​ ​‌​ ‌‍‌‍​ ‌‍‌‌​ ‌​​ ​‍‌‍​‌​‍‌‌​ ​‍​ ​‍​‍‌‌​ ‌‌‌​‌​​‍ ‍‌‍​ ‌‍ ‌‍ ‍‌ ‌​‌‍‌‌‌‍ ‍‌ ‌​​‍‌‌​ ‌‌‌​​‍‌‌ ‌‍‍ ‌‍‌‌‌ ‍‌​‍‌‌​ ​ ‌​‌​​‍‌‌​ ​ ‌​‌​​‍‌‌​ ​‍​ ​‍‌‍​‌​ ‌​​ ‌‍‌‍‌‍​ ​‍‌‍‌​​ ​ ‌‍‌​​ ​‍​ ​‌​ ​​‌‍‌‍​‍‌‌​ ​‍​ ​‍​‍‌‌​ ‌‌‌​‌​​‍ ‍‌ ​ ‌‍‌‌‌‍​ ‌‍ ‌‍ ‍‌‍‌​‌‍​‌‌ ​‍‌ ‍‌‌​​ ‌ ‌​‌‍​‌​‍ ‍‌‍ ​‌‍​‌‌‍​‍‌‍‌‌‌‍ ​​ ‌‍​‍‌‍​‌‌ ​ ‌‍‌‌‌‌‌‌‌ ​‍‌‍ ​​ ‌‌‍‍​‌ ‌​‌ ‌​‌ ​​‌ ​ ​‍‌‌​ ​ ‌​​‌​‍‌‌​ ​‍‌​‌‍​‍‌‌​ ​‍‌​‌‍‌‍ ​​‍ ‌‌‍​‌‌‍ ‍‌‍‌​​‍ ‌‌ ​‍​‍ ‌‌‍‍​‌‍ ‌ ‌​‌‍‌‌‌‍ ​‌ ​ ​‍ ‌‌ ​ ‌ ‌​‌ ‌‌‌‍‌​‌‍‍‌‌‍ ​‍ ‍‌ ‌‍‌‍‌‌‌ ​‍‌‍​ ‌‍‌‌‌‍ ​​‍ ‍‌‍​‌‌ ​​‌ ​​​‍‌‍‌‍‍‌‌‍‌​​ ‌​ ‍‌​ ​‌​ ‌‍​ ‌‍​ ‍‌‌‍‌​‌‍​‌​ ​​​‍ ‌​ ‌‍‌‍​ ‌‍​ ‌‍​ ​‍ ‌​ ‌​​ ‍‌​ ‌​​ ‌‍​‍ ‌‌‍​‌​ ​‍​ ‌ ​ ‌​​‍ ‌‌‍​‌‌‍​ ‌‍​‍​ ‍‌‌‍​‍​ ​ ‌‍‌‌‌‍​ ​ ​ ‌‍‌​​ ‌ ‌‍​ ​‍‌‍‌ ‌​‌ ‍‌‌ ​​‌‍‌‌​ ‌‌‍‍​‌‍ ‌ ‌​‌‍‌‌‌‍ ​‌‌​ ‌‍‍‌‌ ‌​‌‍‌‌‌‌​​‌‍​‌‌‍‌ ‌‍‌‌​‍‌‍‌ ​​‌‍​‌‌ ‌​‌‍‍​​ ‌‌ ​​‌‍​‌‌‍‌ ‌‍‌‌‌​​‍‌ ‌‌‌‍‍‌‌‍ ​‌‍‌​‌‍‌‌‌ ​‍​‍‌‌​ ‌‌‌​​‍‌‌ ‌‍‍ ‌‍‌‌‌ ‍‌​‍‌‌​ ​ ‌​‌​​‍‌‌​ ​ ‌​‌​​‍‌‌​ ​‍​ ​‍​ ‍​​ ​ ​ ‍​​ ‌ ​ ‍​​ ​‌​ ‌‍‌‍​ ‌‍‌‌​ ‌​​ ​‍‌‍​‌​‍‌‌​ ​‍​ ​‍​‍‌‌​ ‌‌‌​‌​​‍ ‍‌‍​ ‌‍ ‌‍ ‍‌ ‌​‌‍‌‌‌‍ ‍‌ ‌​​‍‌‌​ ‌‌‌​​‍‌‌ ‌‍‍ ‌‍‌‌‌ ‍‌​‍‌‌​ ​ ‌​‌​​‍‌‌​ ​ ‌​‌​​‍‌‌​ ​‍​ ​‍‌‍​‌​ ‌​​ ‌‍‌‍‌‍​ ​‍‌‍‌​​ ​ ‌‍‌​​ ​‍​ ​‌​ ​​‌‍‌‍​‍‌‌​ ​‍​ ​‍​‍‌‌​ ‌‌‌​‌​​‍ ‍‌ ​ ‌‍‌‌‌‍​ ‌‍ ‌‍ ‍‌‍‌​‌‍​‌‌ ​‍‌ ‍‌‌​​ ‌ ‌​‌‍​‌​‍ ‍‌‍ ​‌‍​‌‌‍​‍‌‍‌‌‌‍ ​​‍‌‍‌ ​​‌‍‌‌‌ ​‍‌ ​ ‌ ​​‌‍‌‌‌‍​ ‌ ‌​‌‍‍‌‌ ‌‍‌‍‌‌​ ‌‌ ​​‌ ‌‌‌‍​‍‌‍ ​‌‍‍‌‌ ​ ‌‍‍​‌‍‌‌‌‍‌​​‍​‍‌ ‌
Open Height of Luxury​​​​‌ ‍ ​‍​‍‌‍ ‌ ​‍‌‍‍‌‌‍‌ ‌‍‍‌‌‍ ‍​‍​‍​ ‍‍​‍​‍‌ ​ ‌‍​‌‌‍ ‍‌‍‍‌‌ ‌​‌ ‍‌​‍ ‍‌‍‍‌‌‍ ​‍​‍​‍ ​​‍​‍‌‍‍​‌ ​‍‌‍‌‌‌‍‌‍​‍​‍​ ‍‍​‍​‍‌‍‍​‌ ‌​‌ ‌​‌ ​​‌ ​ ​ ‍‍​‍ ​‍ ‌‍ ​​‍ ‌‌‍​‌‌‍ ‍‌‍‌​​‍ ‌‌ ​‍​‍ ‌‌‍‍​‌‍ ‌ ‌​‌‍‌‌‌‍ ​‌ ​ ​‍ ‌‌ ​ ‌ ‌​‌ ‌‌‌‍‌​‌‍‍‌‌‍ ​‍ ‍‌ ‌‍‌‍‌‌‌ ​‍‌‍​ ‌‍‌‌‌‍ ​​‍ ‍‌‍​‌‌ ​​‌ ​​​‍ ‌‍‍‌‌‍ ‍‌ ‌​‌‍‌‌‌‍ ‍‌ ‌​​‍ ‌‍‌‌‌‍‌​‌‍‍‌‌ ‌​​‍ ‌‍ ‌‌‍ ‌‍‌​‌‍‌‌​ ‌‌ ​​‌ ​‍‌‍‌‌‌ ​ ‌‍‌‌‌‍ ‍‌ ‌​‌‍​‌‌ ‌​‌‍‍‌‌‍ ‌‍ ‍​ ‍ ‌‍‍‌‌‍‌​​ ‌​ ‍‌​ ​‌​ ‌‍​ ‌‍​ ‍‌‌‍‌​‌‍​‌​ ​​​‍ ‌​ ‌‍‌‍​ ‌‍​ ‌‍​ ​‍ ‌​ ‌​​ ‍‌​ ‌​​ ‌‍​‍ ‌‌‍​‌​ ​‍​ ‌ ​ ‌​​‍ ‌‌‍​‌‌‍​ ‌‍​‍​ ‍‌‌‍​‍​ ​ ‌‍‌‌‌‍​ ​ ​ ‌‍‌​​ ‌ ‌‍​ ​ ‍ ‌ ‌​‌ ‍‌‌ ​​‌‍‌‌​ ‌‌‍‍​‌‍ ‌ ‌​‌‍‌‌‌‍ ​‌‌​ ‌‍‍‌‌ ‌​‌‍‌‌‌‌​​‌‍​‌‌‍‌ ‌‍‌‌​ ‍ ‌ ​​‌‍​‌‌ ‌​‌‍‍​​ ‌‌ ​​‌‍​‌‌‍‌ ‌‍‌‌‌​​‍‌ ‌‌‌‍‍‌‌‍ ​‌‍‌​‌‍‌‌‌ ​‍​‍‌‌​ ‌‌‌​​‍‌‌ ‌‍‍ ‌‍‌‌‌ ‍‌​‍‌‌​ ​ ‌​‌​​‍‌‌​ ​ ‌​‌​​‍‌‌​ ​‍​ ​‍​ ‍​​ ​ ​ ‍​​ ‌ ​ ‍​​ ​‌​ ‌‍‌‍​ ‌‍‌‌​ ‌​​ ​‍‌‍​‌​‍‌‌​ ​‍​ ​‍​‍‌‌​ ‌‌‌​‌​​‍ ‍‌‍​ ‌‍ ‌‍ ‍‌ ‌​‌‍‌‌‌‍ ‍‌ ‌​​‍‌‌​ ‌‌‌​​‍‌‌ ‌‍‍ ‌‍‌‌‌ ‍‌​‍‌‌​ ​ ‌​‌​​‍‌‌​ ​ ‌​‌​​‍‌‌​ ​‍​ ​‍‌‍​ ‌‍‌‌‌‍​‍‌‍​‌​ ​ ​ ​‍​ ​‌​ ​​​ ‍‌​ ‌ ​ ​‌​ ‍‌​‍‌‌​ ​‍​ ​‍​‍‌‌​ ‌‌‌​‌​​‍ ‍‌ ‌​‌‍‍‌‌ ‌​‌‍ ​‌‍‌‌​ ‌‍​‍‌‍​‌‌ ​ ‌‍‌‌‌‌‌‌‌ ​‍‌‍ ​​ ‌‌‍‍​‌ ‌​‌ ‌​‌ ​​‌ ​ ​‍‌‌​ ​ ‌​​‌​‍‌‌​ ​‍‌​‌‍​‍‌‌​ ​‍‌​‌‍‌‍ ​​‍ ‌‌‍​‌‌‍ ‍‌‍‌​​‍ ‌‌ ​‍​‍ ‌‌‍‍​‌‍ ‌ ‌​‌‍‌‌‌‍ ​‌ ​ ​‍ ‌‌ ​ ‌ ‌​‌ ‌‌‌‍‌​‌‍‍‌‌‍ ​‍ ‍‌ ‌‍‌‍‌‌‌ ​‍‌‍​ ‌‍‌‌‌‍ ​​‍ ‍‌‍​‌‌ ​​‌ ​​​‍‌‍‌‍‍‌‌‍‌​​ ‌​ ‍‌​ ​‌​ ‌‍​ ‌‍​ ‍‌‌‍‌​‌‍​‌​ ​​​‍ ‌​ ‌‍‌‍​ ‌‍​ ‌‍​ ​‍ ‌​ ‌​​ ‍‌​ ‌​​ ‌‍​‍ ‌‌‍​‌​ ​‍​ ‌ ​ ‌​​‍ ‌‌‍​‌‌‍​ ‌‍​‍​ ‍‌‌‍​‍​ ​ ‌‍‌‌‌‍​ ​ ​ ‌‍‌​​ ‌ ‌‍​ ​‍‌‍‌ ‌​‌ ‍‌‌ ​​‌‍‌‌​ ‌‌‍‍​‌‍ ‌ ‌​‌‍‌‌‌‍ ​‌‌​ ‌‍‍‌‌ ‌​‌‍‌‌‌‌​​‌‍​‌‌‍‌ ‌‍‌‌​‍‌‍‌ ​​‌‍​‌‌ ‌​‌‍‍​​ ‌‌ ​​‌‍​‌‌‍‌ ‌‍‌‌‌​​‍‌ ‌‌‌‍‍‌‌‍ ​‌‍‌​‌‍‌‌‌ ​‍​‍‌‌​ ‌‌‌​​‍‌‌ ‌‍‍ ‌‍‌‌‌ ‍‌​‍‌‌​ ​ ‌​‌​​‍‌‌​ ​ ‌​‌​​‍‌‌​ ​‍​ ​‍​ ‍​​ ​ ​ ‍​​ ‌ ​ ‍​​ ​‌​ ‌‍‌‍​ ‌‍‌‌​ ‌​​ ​‍‌‍​‌​‍‌‌​ ​‍​ ​‍​‍‌‌​ ‌‌‌​‌​​‍ ‍‌‍​ ‌‍ ‌‍ ‍‌ ‌​‌‍‌‌‌‍ ‍‌ ‌​​‍‌‌​ ‌‌‌​​‍‌‌ ‌‍‍ ‌‍‌‌‌ ‍‌​‍‌‌​ ​ ‌​‌​​‍‌‌​ ​ ‌​‌​​‍‌‌​ ​‍​ ​‍‌‍​ ‌‍‌‌‌‍​‍‌‍​‌​ ​ ​ ​‍​ ​‌​ ​​​ ‍‌​ ‌ ​ ​‌​ ‍‌​‍‌‌​ ​‍​ ​‍​‍‌‌​ ‌‌‌​‌​​‍ ‍‌ ‌​‌‍‍‌‌ ‌​‌‍ ​‌‍‌‌​‍‌‍‌ ​​‌‍‌‌‌ ​‍‌ ​ ‌ ​​‌‍‌‌‌‍​ ‌ ‌​‌‍‍‌‌ ‌‍‌‍‌‌​ ‌‌ ​​‌ ‌‌‌‍​‍‌‍ ​‌‍‍‌‌ ​ ‌‍‍​‌‍‌‌‌‍‌​​‍​‍‌ ‌